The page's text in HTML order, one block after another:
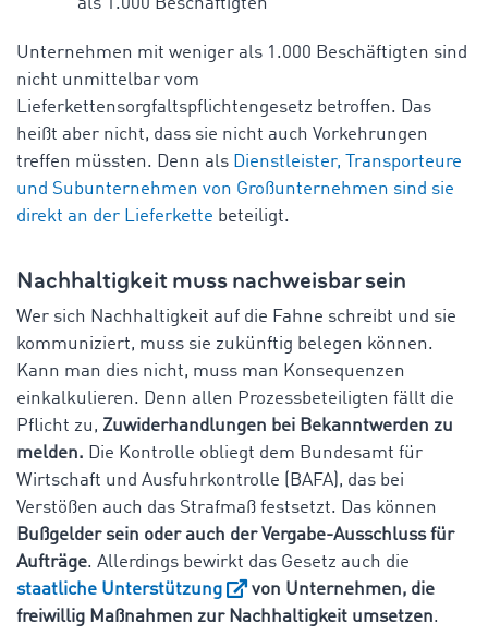
Unternehmen mit weniger als 1.000 Beschäftigten sind
nicht unmittelbar vom
Lieferkettensorgfaltspflichtengesetz betroffen. Das
heißt aber nicht, dass sie nicht auch Vorkehrungen
treffen müssten. Denn als Dienstleister, Transporteure
und Subunternehmen von Großunternehmen sind sie
direkt an der Lieferkette beteiligt.
Nachhaltigkeit muss nachweisbar sein
Wer sich Nachhaltigkeit auf die Fahne schreibt und sie
kommuniziert, muss sie zukünftig belegen können.
Kann man dies nicht, muss man Konsequenzen
einkalkulieren. Denn allen Prozessbeteiligten fällt die
Pflicht zu, Zuwiderhandlungen bei Bekanntwerden zu
melden. Die Kontrolle obliegt dem Bundesamt für
Wirtschaft und Ausfuhrkontrolle (BAFA), das bei
Verstößen auch das Strafmaß festsetzt. Das können
Bußgelder sein oder auch der Vergabe-Ausschluss für
Aufträge. Allerdings bewirkt das Gesetz auch die
staatliche Unterstützung
von Unternehmen, die
freiwillig Maßnahmen zur Nachhaltigkeit umsetzen.